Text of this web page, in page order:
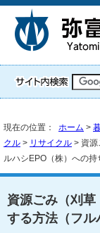
現在の位置： ホーム >
クル > リサイクル > 資源
ルハシEPO（株）への持
資源ごみ（刈
する方法（フル